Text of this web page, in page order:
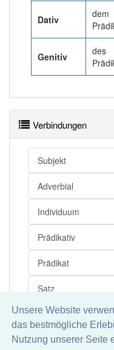
Unsere Website
das bestmögliche
Nutzung unserer Seite
Dativ
dem
Genitiv
des
Verbindungen
Subjekt
Adverbial
Individuum
Prädikativ
Prädikat
Satz
Begleiter
Prädikativum